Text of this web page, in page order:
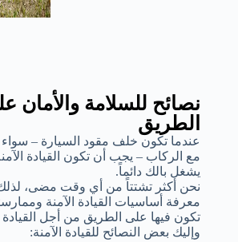
نصائح للسلامة والأمان
الطريق
عندما تكون خلف مقود السيارة –
مع الركاب – يجب أن تكون القيادة
يشغل بالك دائماً.
نحن أكثر تشتتاً من أي وقت مضى،
معرفة أساسيات القيادة الآمنة
تكون فيها على الطريق من أجل
وإليك بعض النصائح للقيادة الآمنة: